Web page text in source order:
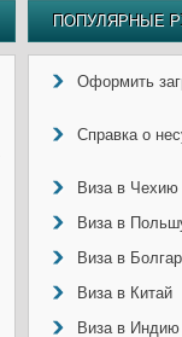
ПОПУЛЯРНЫЕ
Оформить
Справка о
Виза в Чехию
Виза в
Виза в
Виза в Китай
Виза в Индию